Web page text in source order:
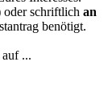
oder schriftlich an
benötigt.
...